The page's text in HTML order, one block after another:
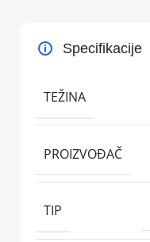
Specifikacije
TEŽINA
PROIZVOĐAČ
TIP